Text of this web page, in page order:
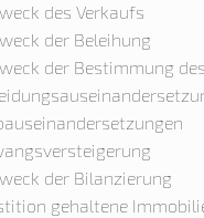
des Verkaufs
der Beleihung
der Bestimmung
der Bilanzierung
gehaltene